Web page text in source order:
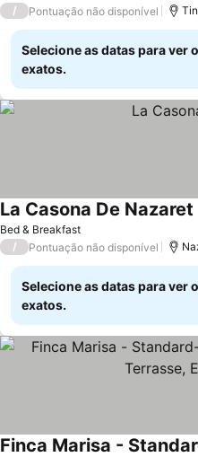
/ Pontuação não disponível
Selecione as datas para ver
exatos.
Bed & Breakfast
La Casona De Nazaret
/ Pontuação não disponível
Selecione as datas para ver
exatos.